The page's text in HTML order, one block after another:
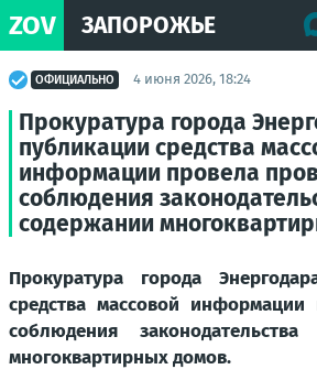
ZOV ЗАПОРОЖЬЕ
ОФИЦИАЛЬНО 4 июня 2026, 18:24
Прокуратура города
публикации средства
информации провела
соблюдения
содержании
Прокуратура города
средства массовой информации
соблюдения
многоквартирных домов.